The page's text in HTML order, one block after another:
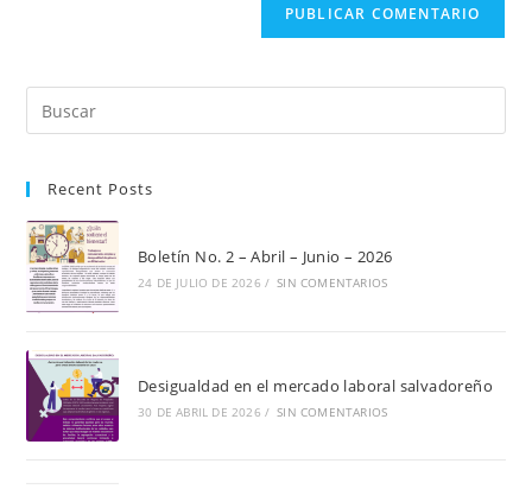
Recent Posts
Boletín No. 2 – Abril – Junio – 2026
24 DE JULIO DE 2026 / SIN COMENTARIOS
Desigualdad en el mercado laboral salvadoreño
30 DE ABRIL DE 2026 / SIN COMENTARIOS